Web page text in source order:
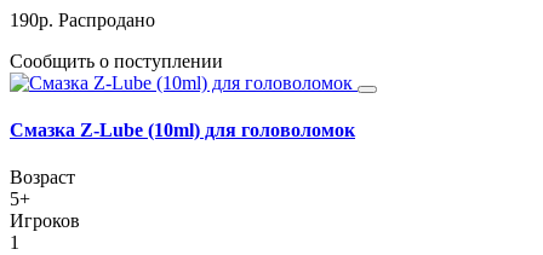
190р. Распродано
Сообщить о поступлении
Смазка Z-Lube (10ml) для головоломок
Возраст
5+
Игроков
1